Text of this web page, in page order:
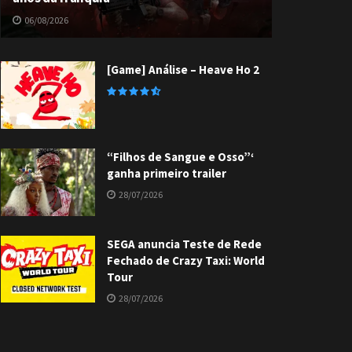
06/08/2026
[Game] Análise – Heave Ho 2
“Filhos de Sangue e Osso”‘
ganha primeiro trailer
28/07/2026
SEGA anuncia Teste de Rede
Fechado de Crazy Taxi: World
Tour
28/07/2026